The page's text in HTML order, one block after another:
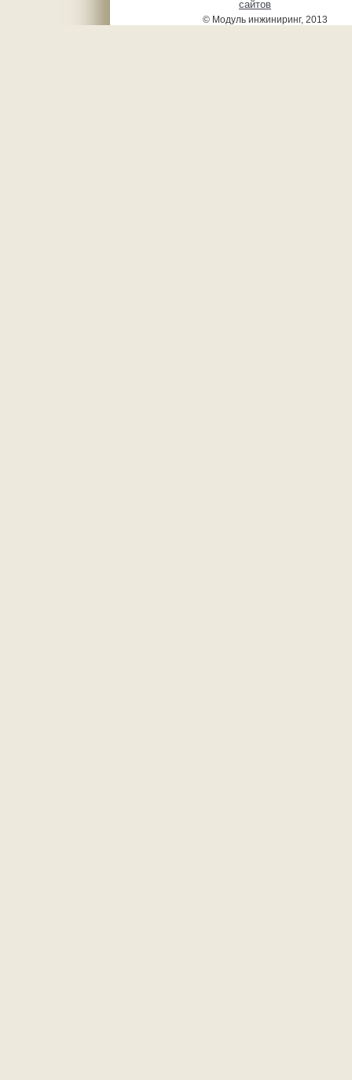
сайтов
© Модуль инжиниринг, 2013